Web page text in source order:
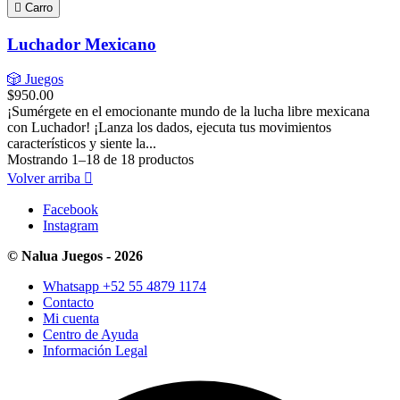
 Carro
Luchador Mexicano
🎲 Juegos
$950.00
¡Sumérgete en el emocionante mundo de la lucha libre mexicana
con Luchador! ¡Lanza los dados, ejecuta tus movimientos
característicos y siente la...
Mostrando 1–18 de 18 productos
Volver arriba 
Facebook
Instagram
© Nalua Juegos - 2026
Whatsapp +52 55 4879 1174
Contacto
Mi cuenta
Centro de Ayuda
Información Legal